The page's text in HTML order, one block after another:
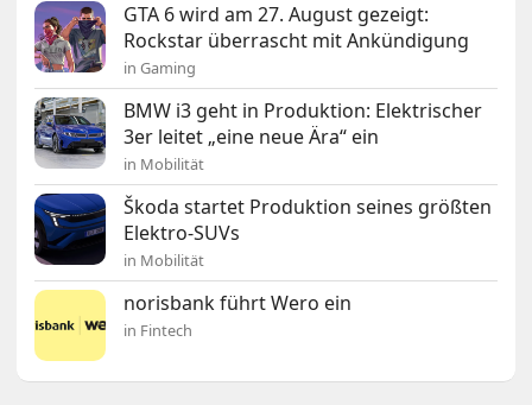
GTA 6 wird am 27. August gezeigt:
Rockstar überrascht mit Ankündigung
in Gaming
BMW i3 geht in Produktion: Elektrischer
3er leitet „eine neue Ära“ ein
in Mobilität
Škoda startet Produktion seines größten
Elektro-SUVs
in Mobilität
norisbank führt Wero ein
in Fintech